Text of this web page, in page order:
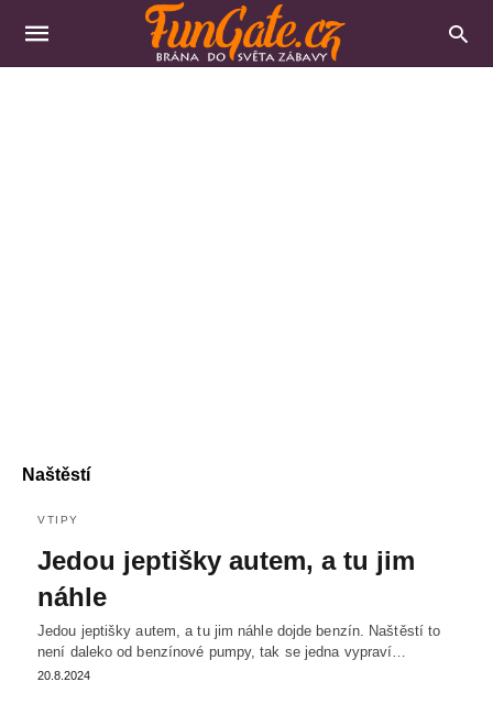
Naštěstí
VTIPY
Jedou jeptišky autem, a tu jim
náhle
Jedou jeptišky autem, a tu jim náhle dojde benzín. Naštěstí to
není daleko od benzínové pumpy, tak se jedna vypraví…
20.8.2024